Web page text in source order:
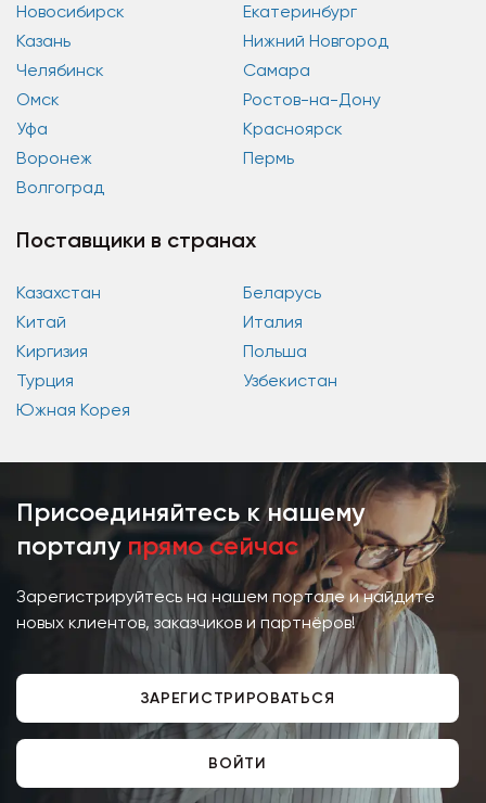
Новосибирск
Екатеринбург
Казань
Нижний Новгород
Челябинск
Самара
Омск
Ростов-на-Дону
Уфа
Красноярск
Воронеж
Пермь
Волгоград
Поставщики в странах
Казахстан
Беларусь
Китай
Италия
Киргизия
Польша
Турция
Узбекистан
Южная Корея
Присоединяйтесь к нашему
порталу прямо сейчас
Зарегистрируйтесь на нашем портале и найдите
новых клиентов, заказчиков и партнёров!
ЗАРЕГИСТРИРОВАТЬСЯ
ВОЙТИ